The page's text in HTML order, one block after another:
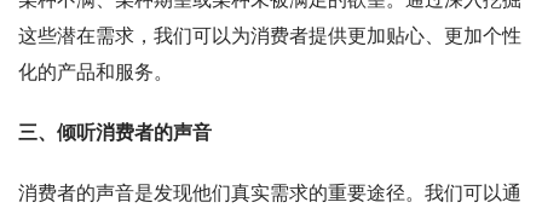
这些潜在需求，我们可以为消费者提供更加贴心、更加个性
化的产品和服务。
三、倾听消费者的声音
消费者的声音是发现他们真实需求的重要途径。我们可以通